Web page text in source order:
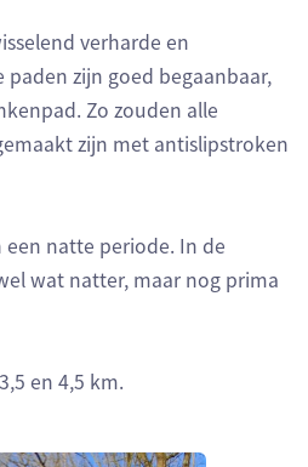
verharde en
zijn goed begaanbaar,
Zo zouden alle
zijn met antislipstroken
natte periode. In de
wat natter, maar nog prima
en 4,5 km.